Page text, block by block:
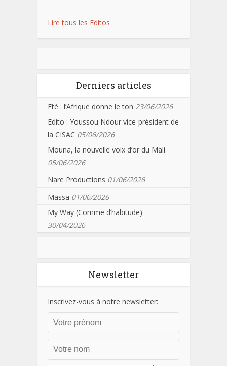
Lire tous les Editos
Derniers articles
Eté : l’Afrique donne le ton 23/06/2026
Edito : Youssou Ndour vice-président de
la CISAC 05/06/2026
Mouna, la nouvelle voix d’or du Mali
05/06/2026
Nare Productions 01/06/2026
Massa 01/06/2026
My Way (Comme d’habitude)
30/04/2026
Newsletter
Inscrivez-vous à notre newsletter: